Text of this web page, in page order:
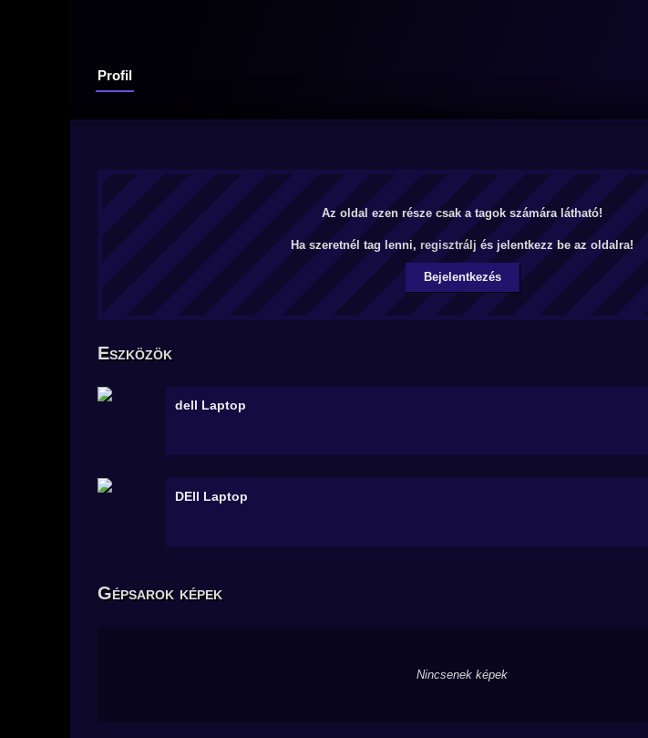
Profil
Az oldal ezen része csak a tagok számára látható!
Ha szeretnél tag lenni, regisztrálj és jelentkezz be az oldalra!
Bejelentkezés
Eszközök
dell Laptop
DEll Laptop
Gépsarok képek
Nincsenek képek